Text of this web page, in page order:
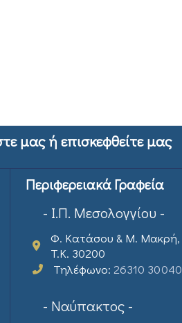
μας ή επισκεφθείτε μας
Περιφερειακά Γραφεία
- Ι.Π. Μεσολογγίου -
Φ. Κατάσου & Μ. Μακρή,
T.K. 30200
Τηλέφωνο: 26310 30040
- Ναύπακτος -